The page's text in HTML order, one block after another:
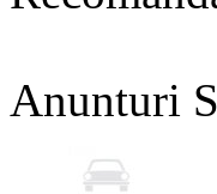
Anunturi